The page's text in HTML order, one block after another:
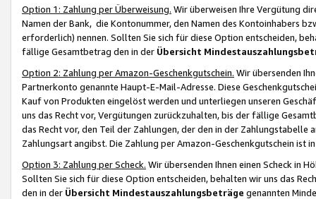
Option 1: Zahlung per Überweisung. Wir überweisen Ihre Vergütung
Namen der Bank, die Kontonummer, den Namen des Kontoinhabers
erforderlich) nennen. Sollten Sie sich für diese Option entscheiden,
fällige Gesamtbetrag den in der Übersicht
Option 2: Zahlung per Amazon-Geschenkgutschein. Wir übersenden
Partnerkonto genannte Haupt-E-Mail-Adresse. Diese
Kauf von Produkten eingelöst werden und unterliegen unseren
uns das Recht vor, Vergütungen zurückzuhalten, bis der fällige
das Recht vor, den Teil der Zahlungen, der den in der
Zahlungsart angibst. Die Zahlung per Amazon-Geschenkgutschein ist
Option 3: Zahlung per Scheck. Wir übersenden Ihnen einen Scheck in
Sollten Sie sich für diese Option entscheiden, behalten wir uns das
den in der Übersicht Mindestauszahlungsbeträge genannten